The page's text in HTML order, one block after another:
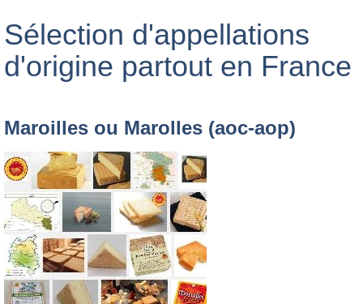
Sélection d'appellations
d'origine partout en France
Maroilles ou Marolles (aoc-aop)